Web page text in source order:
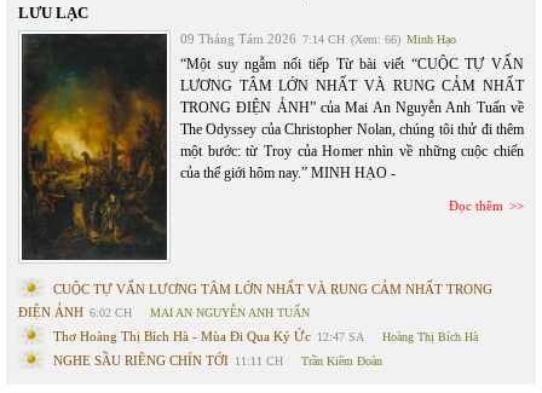
LƯU LẠC
09 Tháng Tám 2026 7:14 CH (Xem: 66) Minh Hạo
“Một suy ngẫm nối tiếp Từ bài viết “CUỘC TỰ VẤN
LƯƠNG TÂM LỚN NHẤT VÀ RUNG CẢM NHẤT
TRONG ĐIỆN ẢNH” của Mai An Nguyễn Anh Tuấn về
The Odyssey của Christopher Nolan, chúng tôi thử đi thêm
một bước: từ Troy của Homer nhìn về những cuộc chiến
của thế giới hôm nay.” MINH HẠO -
Đọc thêm
CUỘC TỰ VẤN LƯƠNG TÂM LỚN NHẤT VÀ RUNG CẢM NHẤT TRONG
ĐIỆN ẢNH 6:02 CH MAI AN NGUYỄN ANH TUẤN
Thơ Hoàng Thị Bích Hà - Mùa Đi Qua Ký Ức 12:47 SA Hoàng Thị Bích Hà
NGHE SẦU RIÊNG CHÍN TỚI 11:11 CH Trần Kiêm Đoàn